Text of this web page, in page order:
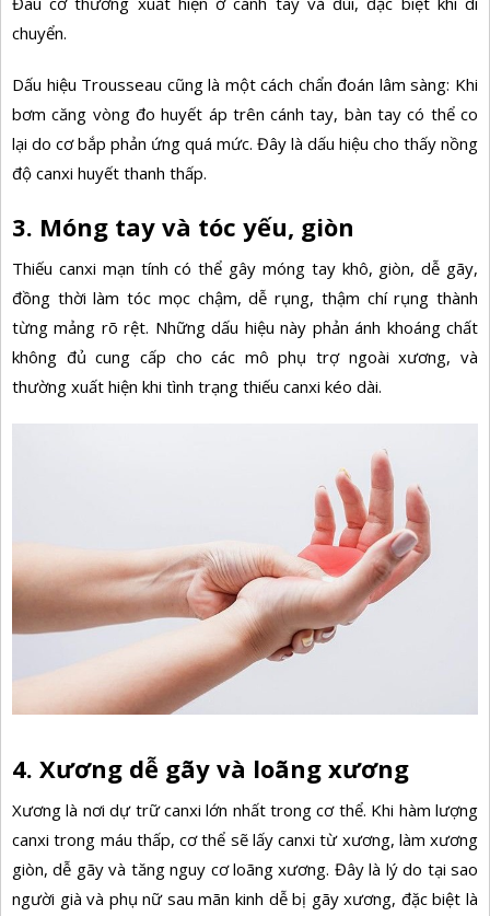
chuyển.
Dấu hiệu Trousseau cũng là một cách chẩn đoán lâm sàng: Khi
bơm căng vòng đo huyết áp trên cánh tay, bàn tay có thể co
lại do cơ bắp phản ứng quá mức. Đây là dấu hiệu cho thấy nồng
độ canxi huyết thanh thấp.
3. Móng tay và tóc yếu, giòn
Thiếu canxi mạn tính có thể gây móng tay khô, giòn, dễ gãy,
đồng thời làm tóc mọc chậm, dễ rụng, thậm chí rụng thành
từng mảng rõ rệt. Những dấu hiệu này phản ánh khoáng chất
không đủ cung cấp cho các mô phụ trợ ngoài xương, và
thường xuất hiện khi tình trạng thiếu canxi kéo dài.
4. Xương dễ gãy và loãng xương
Xương là nơi dự trữ canxi lớn nhất trong cơ thể. Khi hàm lượng
canxi trong máu thấp, cơ thể sẽ lấy canxi từ xương, làm xương
giòn, dễ gãy và tăng nguy cơ loãng xương. Đây là lý do tại sao
người già và phụ nữ sau mãn kinh dễ bị gãy xương, đặc biệt là